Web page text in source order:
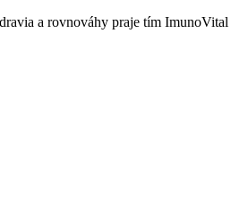
a rovnováhy praje tím ImunoVital